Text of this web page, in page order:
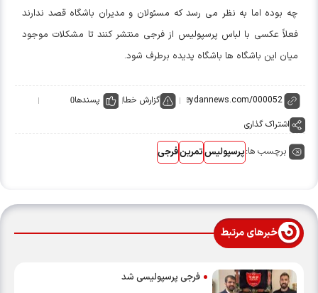
چه بوده اما به نظر می رسد که مسئولان و مدیران باشگاه قصد ندارند
فعلاً عکسی با لباس پرسپولیس از فرجی منتشر کنند تا مشکلات موجود
میان این باشگاه ها باشگاه پدیده برطرف شود.
گزارش خطا پسندها0
اشتراک گذاری
برچسب ها:پرسپولیستمرینفرجی
خبرهای مرتبط
فرجی پرسپولیسی شد